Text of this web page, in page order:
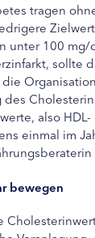
tragen
unter 100
sollte
des
also
einmal im
bewegen